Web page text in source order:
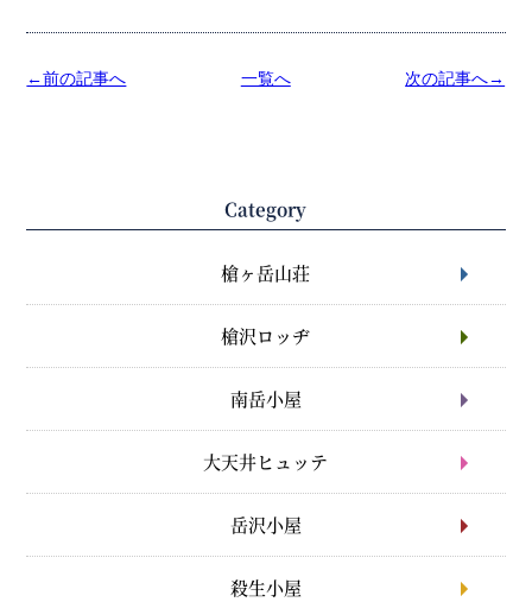
←前の記事へ 一覧へ 次の記事へ→
Category
槍ヶ岳山荘
槍沢ロッヂ
南岳小屋
大天井ヒュッテ
岳沢小屋
殺生小屋